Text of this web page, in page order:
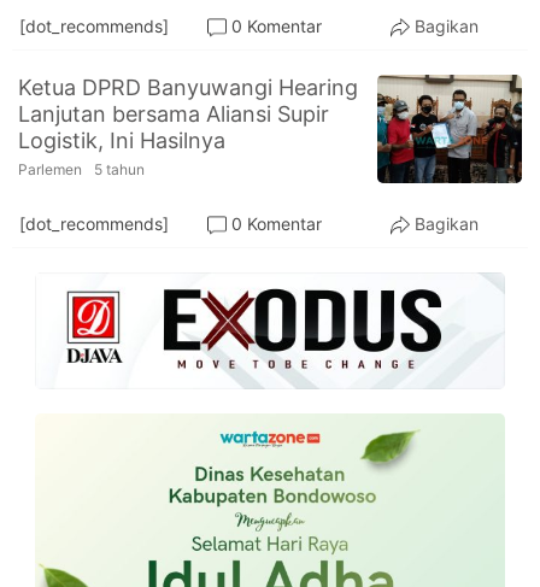
[dot_recommends] 0 Komentar Bagikan
Ketua DPRD Banyuwangi Hearing
Lanjutan bersama Aliansi Supir
Logistik, Ini Hasilnya
Parlemen 5 tahun
[dot_recommends] 0 Komentar Bagikan